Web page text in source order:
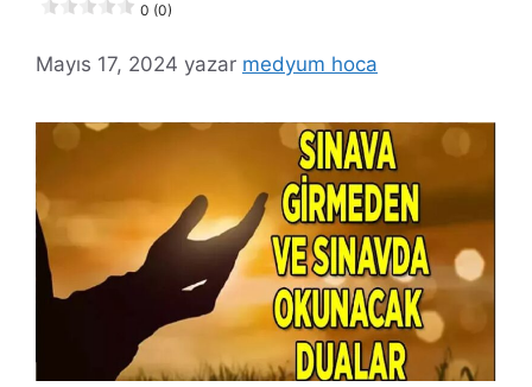
0 (0)
Mayıs 17, 2024 yazar medyum hoca